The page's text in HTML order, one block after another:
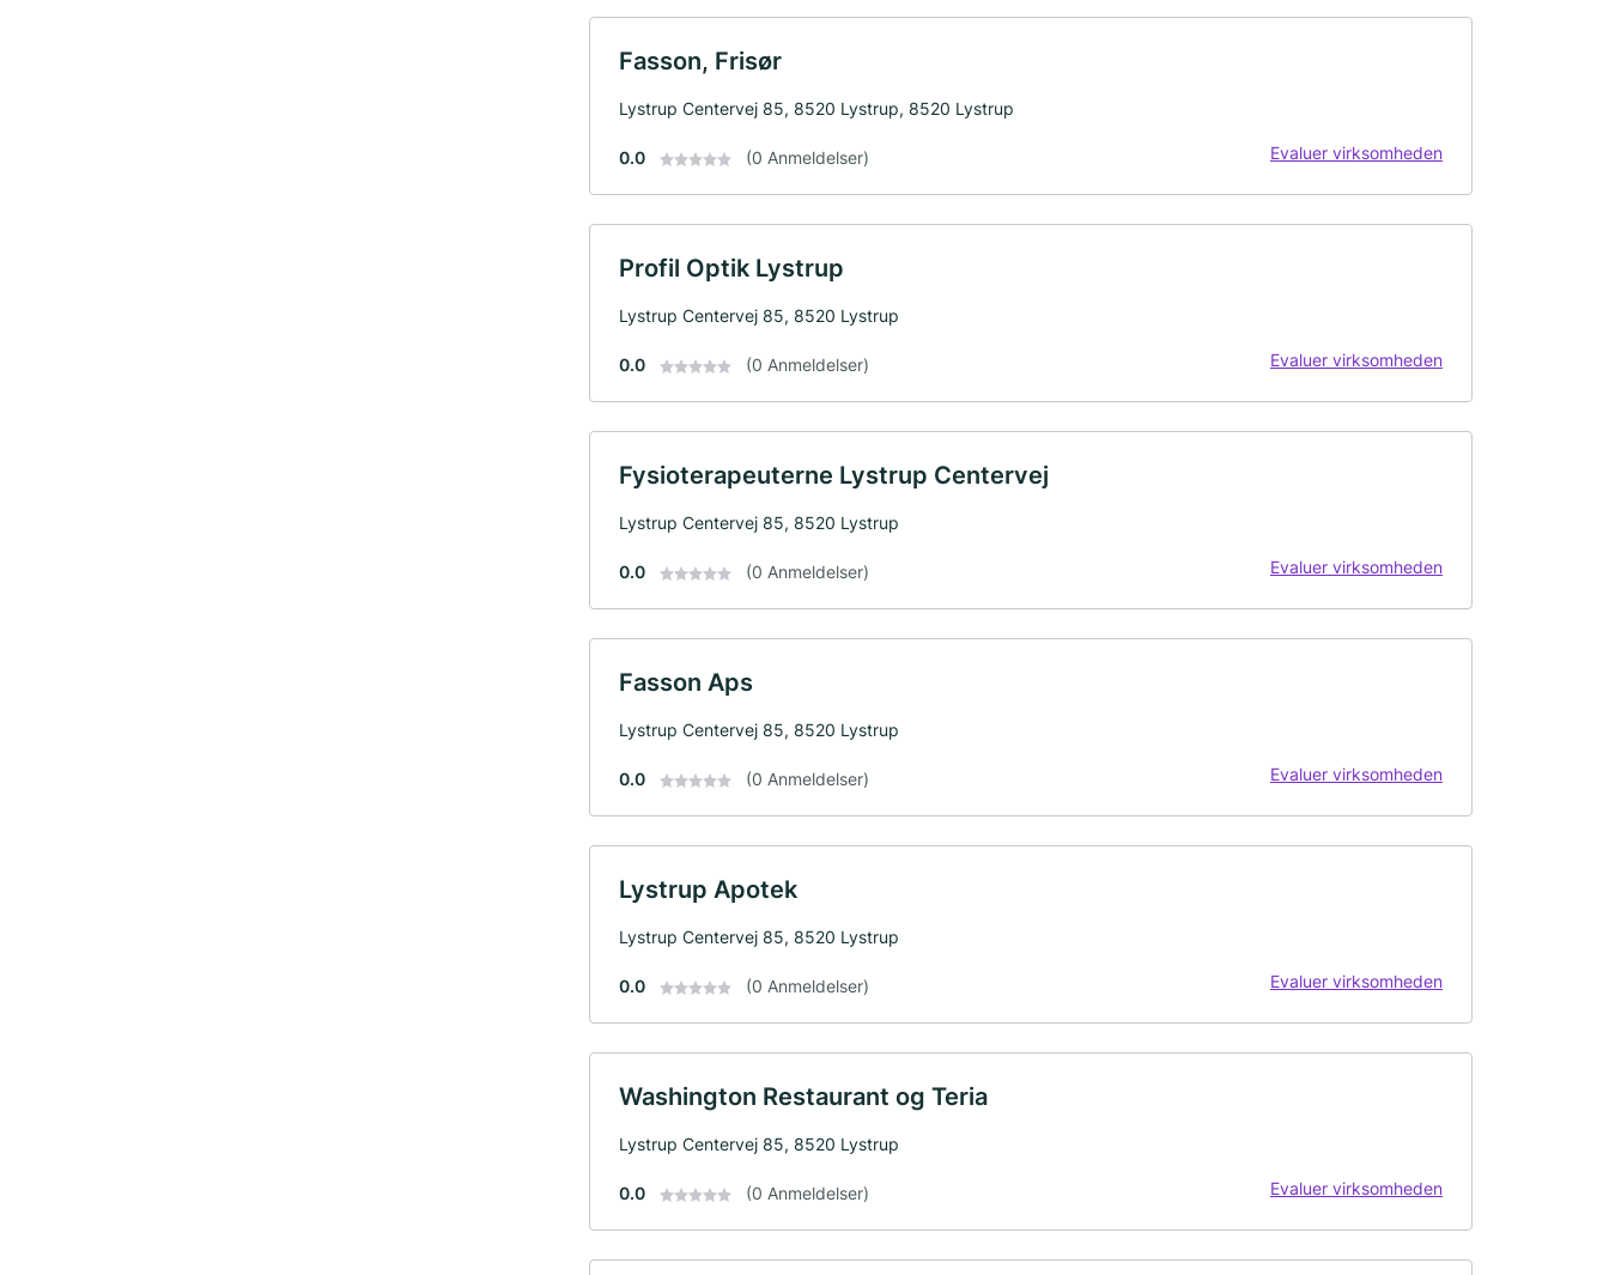
Fasson, Frisør
Lystrup Centervej 85, 8520 Lystrup, 8520 Lystrup
0.0 (0 Anmeldelser) Evaluer virksomheden
Profil Optik Lystrup
Lystrup Centervej 85, 8520 Lystrup
0.0 (0 Anmeldelser) Evaluer virksomheden
Fysioterapeuterne Lystrup Centervej
Lystrup Centervej 85, 8520 Lystrup
0.0 (0 Anmeldelser) Evaluer virksomheden
Fasson Aps
Lystrup Centervej 85, 8520 Lystrup
0.0 (0 Anmeldelser) Evaluer virksomheden
Lystrup Apotek
Lystrup Centervej 85, 8520 Lystrup
0.0 (0 Anmeldelser) Evaluer virksomheden
Washington Restaurant og Teria
Lystrup Centervej 85, 8520 Lystrup
0.0 (0 Anmeldelser) Evaluer virksomheden